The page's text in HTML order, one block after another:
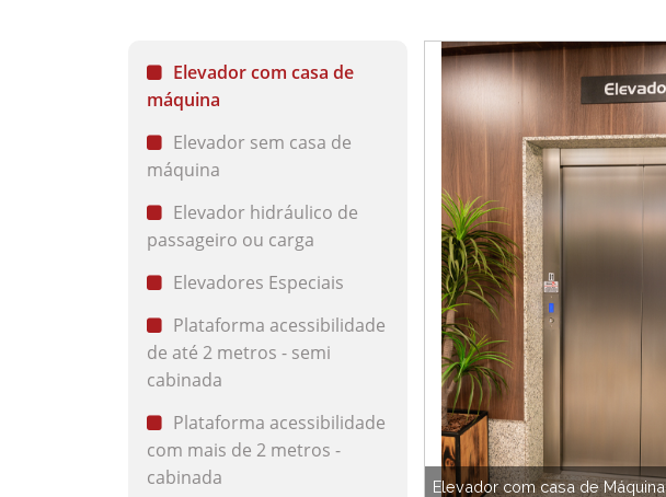
Elevador com casa de
máquina
Elevador sem casa de
máquina
Elevador hidráulico de
passageiro ou carga
Elevadores Especiais
Plataforma acessibilidade
de até 2 metros - semi
cabinada
Plataforma acessibilidade
com mais de 2 metros -
cabinada
Elevador com casa de Máquina